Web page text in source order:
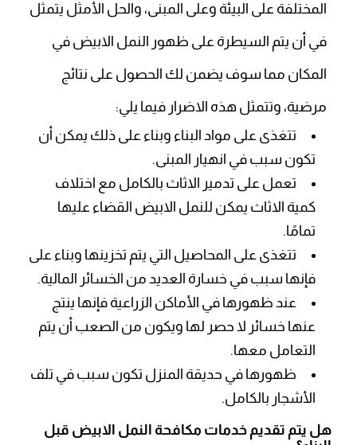
المختلفة على البيئة وعلى المبنى، والحل الأمثل يتمثل
في أن يتم السيطرة على ظهور النمل الابيض في
المكان مما سوف يضمن لك الحصول على نتائج
مرضية، وتتمثل هذه الاضرار فيما يلي:
تتغذى على مواد البناء وبناء على ذلك يمكن أن
تكون سبب في انهيار المبنى.
تعمل على تدمير الاثاث بالكامل مع اختلاف
كمية الاثاث يمكن للنمل الابيض القضاء عليها
تمامًا.
تتغذى على المحاصيل التي يتم تخزينها وبناء على
فإنها سبب في خسارة العديد من الخسائر المالية.
عند ظهورها في الأماكن الزراعية فإنها ينتج
عنها خسائر لا حصر لها ويكون من الصعب أن يتم
التعامل معها.
ظهورها في حديقة المنزل تكون سبب في تلف
الأشجار بالكامل.
هل يتم تقديم خدمات مكافحة النمل الابيض قبل